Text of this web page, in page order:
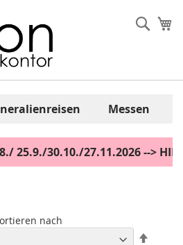
Messen
25.9./30.10./27.11.2026 -->
nach